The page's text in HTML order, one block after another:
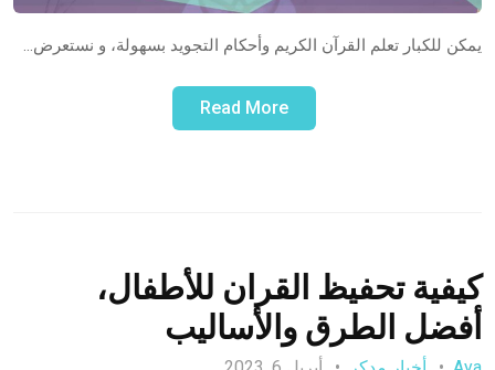
يمكن للكبار تعلم القرآن الكريم وأحكام التجويد بسهولة، و نستعرض…
Read More
كيفية تحفيظ القران للأطفال،
أفضل الطرق والأساليب